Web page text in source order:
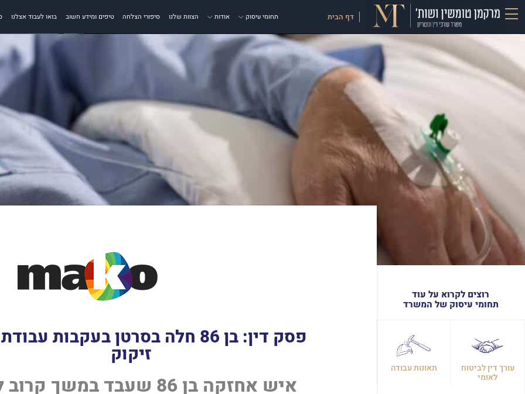
דף הבית תחומי עיסוק אודות הצוות שלנו סיפורי הצלחה טיפים ומידע חשוב בואו לעבוד אצלנו
רוצים לקרוא על עוד
תחומי עיסוק של המשרד
עורך דין לביטוח
לאומי
תאונות עבודה
פסק דין: בן 86 חלה בסרטן בעקבות
זיקוק